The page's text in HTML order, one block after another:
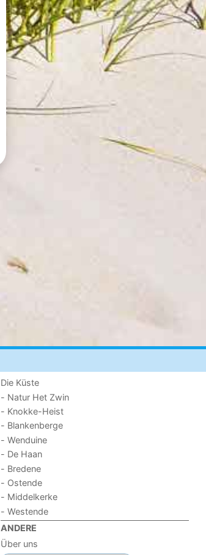
Die Küste
- Natur Het Zwin
- Knokke-Heist
- Blankenberge
- Wenduine
- De Haan
- Bredene
- Ostende
- Middelkerke
- Westende
ANDERE
Über uns